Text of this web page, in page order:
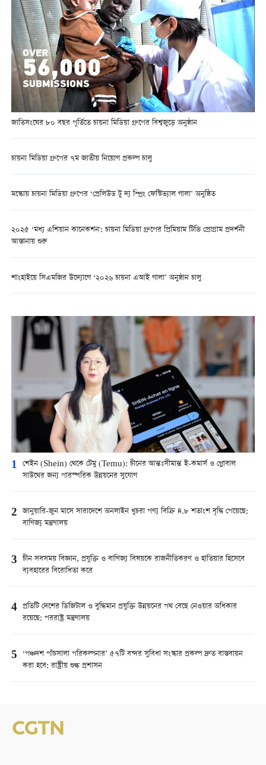
জাতিসংঘের ৮০ বছর পূর্তিতে চায়না মিডিয়া গ্রুপের বিশ্বজুড়ে অনুষ্ঠান
চায়না মিডিয়া গ্রুপের ৭ম জাতীয় নিয়োগ প্রকল্প চালু
মস্কোয় চায়না মিডিয়া গ্রুপের ‘প্রেলিউড টু দ্য স্প্রিং ফেস্টিভ্যাল গালা’ অনুষ্ঠিত
২০২৫ ‘মধ্য এশিয়ান কানেকশন': চায়না মিডিয়া গ্রুপের প্রিমিয়াম টিভি প্রোগ্রাম প্রদর্শনী
আস্তানায় শুরু
শাংহাইয়ে সিএমজির উদ্যোগে ‘২০২৬ চায়না এআই গালা’ অনুষ্ঠান চালু
1 শেইন (Shein) থেকে টেমু (Temu): চীনের আন্তঃসীমান্ত ই-কমার্স ও গ্লোবাল
সাউথের জন্য পারস্পরিক উন্নয়নের সুযোগ
2 জানুয়ারি-জুন মাসে সারাদেশে অনলাইন খুচরা পণ্য বিক্রি ৪.৮ শতাংশ বৃদ্ধি পেয়েছে:
বাণিজ্য মন্ত্রণালয়
3 চীন সবসময় বিজ্ঞান, প্রযুক্তি ও বাণিজ্য বিষয়কে রাজনীতিকরণ ও হাতিয়ার হিসেবে
ব্যবহারের বিরোধিতা করে
4 প্রতিটি দেশের ডিজিটাল ও বুদ্ধিমান প্রযুক্তি উন্নয়নের পথ বেছে নেওয়ার অধিকার
রয়েছে: পররাষ্ট্র মন্ত্রণালয়
5 ‘পঞ্চদশ পাঁচসালা পরিকল্পনার’ ৫৭টি বন্দর সুবিধা সংস্কার প্রকল্প দ্রুত বাস্তবায়ন
করা হবে: রাষ্ট্রীয় শুল্ক প্রশাসন